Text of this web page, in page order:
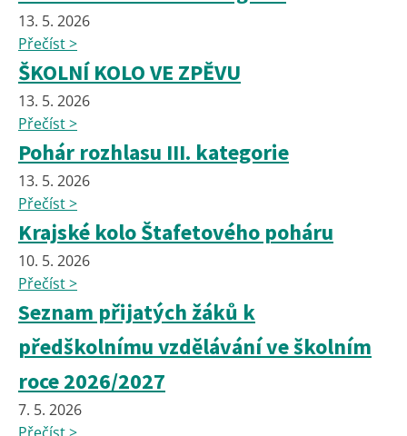
13. 5. 2026
Přečíst >
ŠKOLNÍ KOLO VE ZPĚVU
13. 5. 2026
Přečíst >
Pohár rozhlasu III. kategorie
13. 5. 2026
Přečíst >
Krajské kolo Štafetového poháru
10. 5. 2026
Přečíst >
Seznam přijatých žáků k
předškolnímu vzdělávání ve školním
roce 2026/2027
7. 5. 2026